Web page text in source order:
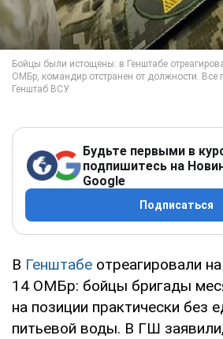
Будьте первыми в
подпишитесь на
Google
Подписаться
В Генштабе отреагировали
14 ОМБр: бойцы бригады
на позиции практически без
питьевой воды. В ГШ